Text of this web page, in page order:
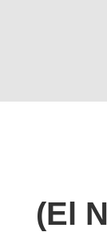
(El